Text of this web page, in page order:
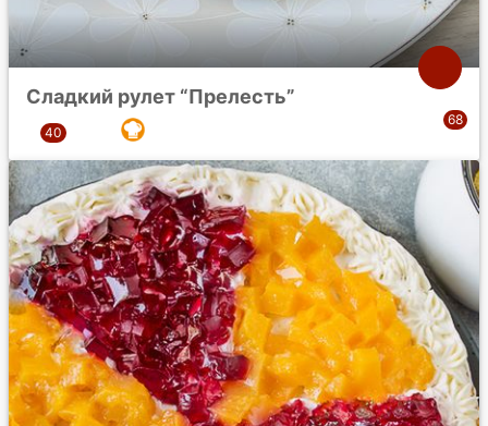
Сладкий рулет “Прелесть”